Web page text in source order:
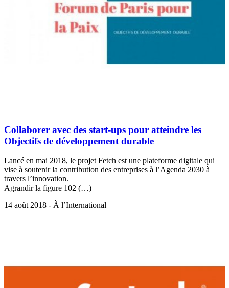
Collaborer avec des start-ups pour atteindre les
Objectifs de développement durable
Lancé en mai 2018, le projet Fetch est une plateforme digitale qui
vise à soutenir la contribution des entreprises à l’Agenda 2030 à
travers l’innovation.
Agrandir la figure 102 (…)
14 août 2018 - À l’International